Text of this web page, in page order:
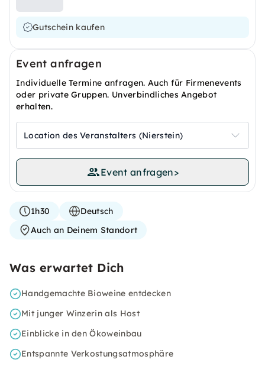
Gutschein kaufen
Event anfragen
Individuelle Termine anfragen. Auch für Firmenevents
oder private Gruppen. Unverbindliches Angebot
erhalten.
Location des Veranstalters (Nierstein)
Event anfragen>
1h30
Deutsch
Auch an Deinem Standort
Was erwartet Dich
Handgemachte Bioweine entdecken
Mit junger Winzerin als Host
Einblicke in den Ökoweinbau
Entspannte Verkostungsatmosphäre